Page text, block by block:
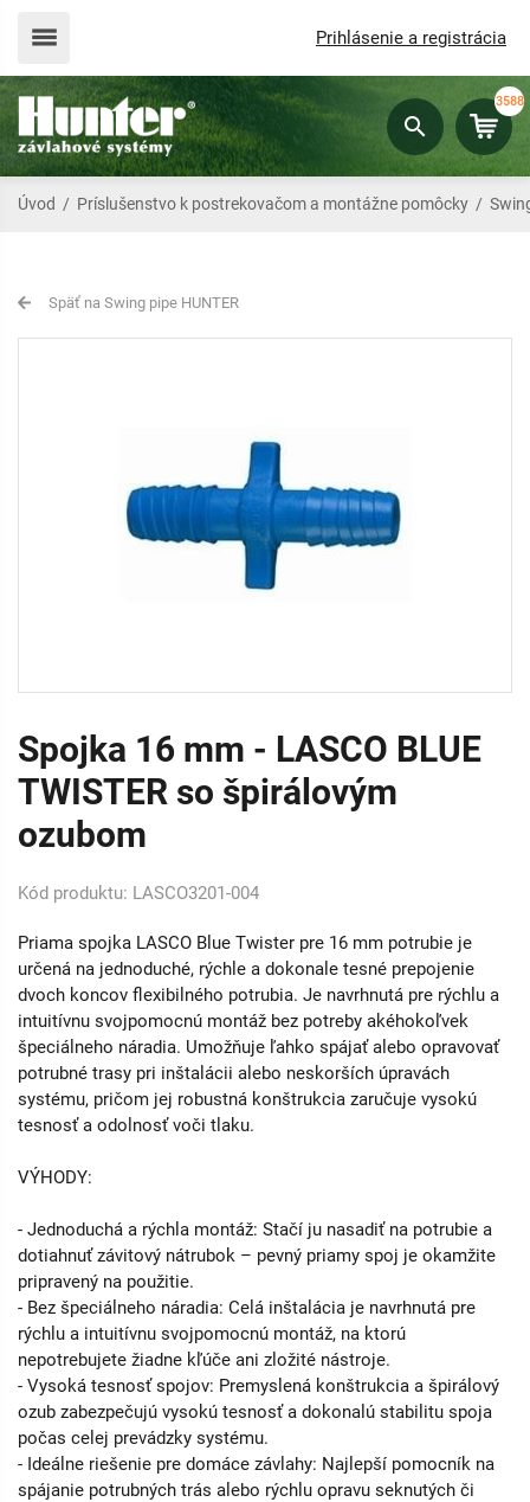
Prihlásenie a registrácia
3588
Úvod / Príslušenstvo k postrekovačom a montážne pomôcky /
Späť na Swing pipe HUNTER
Spojka 16 mm - LASCO BLUE
TWISTER so špirálovým
ozubom
Kód produktu: LASCO3201-004
Priama spojka LASCO Blue Twister pre 16 mm potrubie je
určená na jednoduché, rýchle a dokonale tesné prepojenie
dvoch koncov flexibilného potrubia. Je navrhnutá pre rýchlu a
intuitívnu svojpomocnú montáž bez potreby akéhokoľvek
špeciálneho náradia. Umožňuje ľahko spájať alebo opravovať
potrubné trasy pri inštalácii alebo neskorších úpravách
systému, pričom jej robustná konštrukcia zaručuje vysokú
tesnosť a odolnosť voči tlaku.
VÝHODY:
- Jednoduchá a rýchla montáž: Stačí ju nasadiť na potrubie a
dotiahnuť závitový nátrubok – pevný priamy spoj je okamžite
pripravený na použitie.
- Bez špeciálneho náradia: Celá inštalácia je navrhnutá pre
rýchlu a intuitívnu svojpomocnú montáž, na ktorú
nepotrebujete žiadne kľúče ani zložité nástroje.
- Vysoká tesnosť spojov: Premyslená konštrukcia a špirálový
ozub zabezpečujú vysokú tesnosť a dokonalú stabilitu spoja
počas celej prevádzky systému.
- Ideálne riešenie pre domáce závlahy: Najlepší pomocník na
spájanie potrubných trás alebo rýchlu opravu seknutých či